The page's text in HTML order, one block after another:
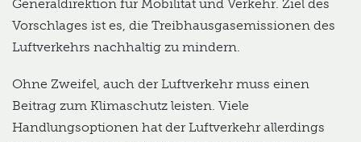
Generaldirektion für Mobilität und Verkehr. Ziel des
Vorschlages ist es, die Treibhausgasemissionen des
Luftverkehrs nachhaltig zu mindern.
Ohne Zweifel, auch der Luftverkehr muss einen
Beitrag zum Klimaschutz leisten. Viele
Handlungsoptionen hat der Luftverkehr allerdings